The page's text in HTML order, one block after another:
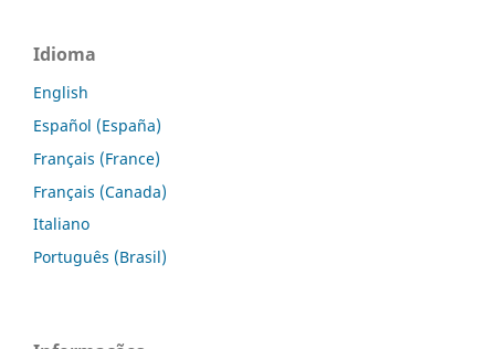
Idioma
English
Español (España)
Français (France)
Français (Canada)
Italiano
Português (Brasil)